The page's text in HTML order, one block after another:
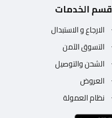
قسم الخدمات
الارجاع و الاستبدال
التسوق الآمن
الشحن والتوصيل
العروض
نظام العمولة